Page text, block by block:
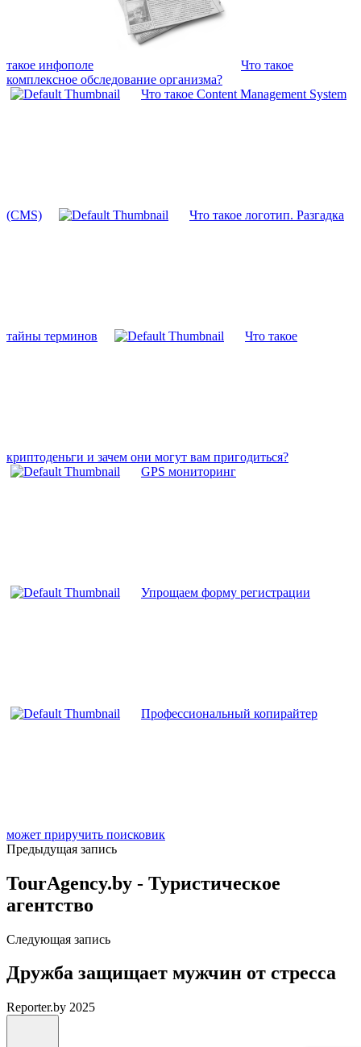
такое инфополе
Что такое
комплексное обследование организма?
Что такое Content Management System
(CMS) Что такое логотип. Разгадка
тайны терминов Что такое
криптоденьги и зачем они могут вам пригодиться?
GPS мониторинг
Упрощаем форму регистрации
Профессиональный копирайтер
может приручить поисковик
Предыдущая запись
TourAgency.by - Туристическое
агентство
Следующая запись
Дружба защищает мужчин от стресса
Reporter.by 2025